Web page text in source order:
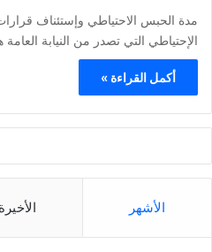
مدة الحبس الاحتياطي وإستئناف
الإحتياطي التي تصدر من النيابة العامة هي 4 أيام،
أكمل القراءة »
الأشهر الأخيرة